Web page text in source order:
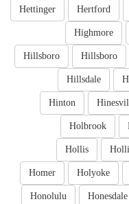
Hertford
Hettinger
Highmore
Hillsboro
Hillsboro
Hillsdale
Hinton
Holbrook
Hollis
Holyoke
Homer
Honesdale
Honolulu